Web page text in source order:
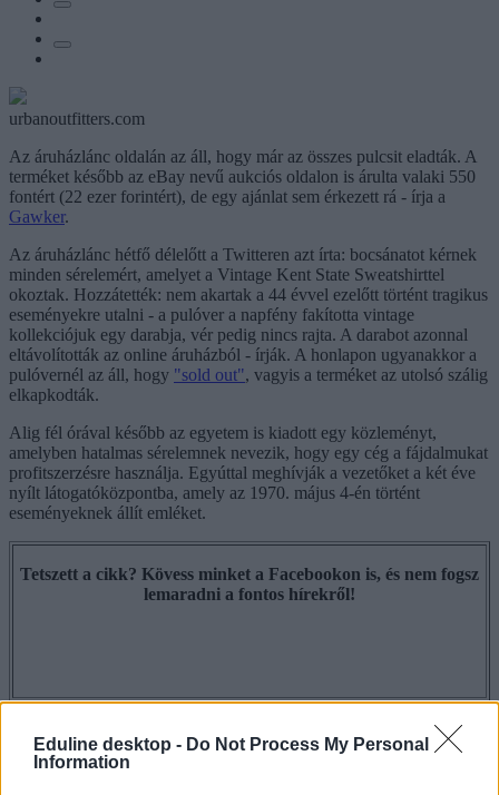
Eduline desktop - Do Not Process My Personal
Information
urbanoutfitters.com
Az áruházlánc oldalán az áll, hogy már az összes pulcsit eladták. A
terméket később az eBay nevű aukciós oldalon is árulta valaki 550
fontért (22 ezer forintért), de egy ajánlat sem érkezett rá - írja a
Gawker.
Az áruházlánc hétfő délelőtt a Twitteren azt írta: bocsánatot kérnek
minden sérelemért, amelyet a Vintage Kent State Sweatshirttel
okoztak. Hozzátették: nem akartak a 44 évvel ezelőtt történt tragikus
eseményekre utalni - a pulóver a napfény fakította vintage
kollekciójuk egy darabja, vér pedig nincs rajta. A darabot azonnal
eltávolították az online áruházból - írják. A honlapon ugyanakkor a
pulóvernél az áll, hogy "sold out", vagyis a terméket az utolsó szálig
elkapkodták.
Alig fél órával később az egyetem is kiadott egy közleményt,
amelyben hatalmas sérelemnek nevezik, hogy egy cég a fájdalmukat
profitszerzésre használja. Egyúttal meghívják a vezetőket a két éve
nyílt látogatóközpontba, amely az 1970. május 4-én történt
eseményeknek állít emléket.
Tetszett a cikk? Kövess minket a Facebookon is, és nem fogsz
lemaradni a fontos hírekről!
egyetemi lövöldözés
egyetem botrány